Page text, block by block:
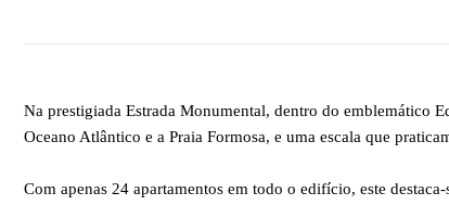
Na prestigiada Estrada Monumental, dentro do emblemático
Oceano Atlântico e a Praia Formosa, e uma escala que
Com apenas 24 apartamentos em todo o edifício, este